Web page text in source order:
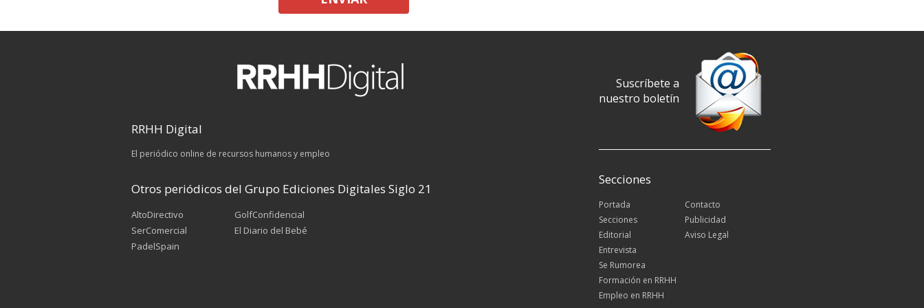
RRHH Digital
El periódico online de recursos humanos y empleo
Otros periódicos del Grupo Ediciones Digitales Siglo 21
AltoDirectivo
SerComercial
PadelSpain
GolfConfidencial
El Diario del Bebé
Suscríbete a
nuestro boletín
Secciones
Portada
Secciones
Editorial
Entrevista
Se Rumorea
Formación en RRHH
Empleo en RRHH
Contacto
Publicidad
Aviso Legal